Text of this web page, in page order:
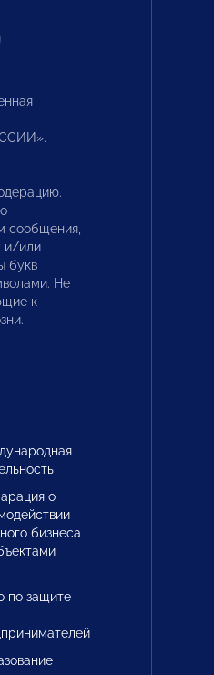
сообщения,
и/или
букв
Не
к
о
бизнеса
по защите